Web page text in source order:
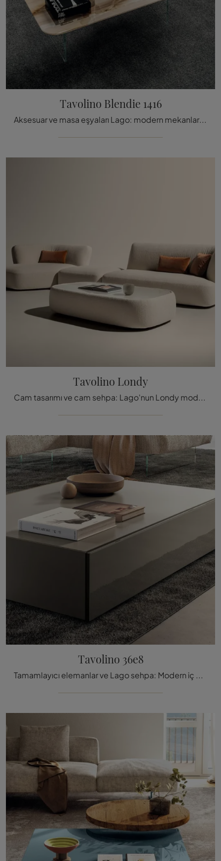
Tavolino Blendie 1416
Aksesuar ve masa eşyaları Lago: modern mekanlarınızı Tavolino Blendie 1416 modeli ile nasıl değerlendirebile
Tavolino Londy
Cam tasarımı ve cam sehpa: Lago'nun Londy modeli hakkında daha fazla bilgi edinin ve mekanlarınızı süsleyebilirsin
Tavolino 36e8
Tamamlayıcı elemanlar ve Lago sehpa: Modern iç mekanlarınızı Tamamlamak için 36e8 modeli Sehpa hakkında